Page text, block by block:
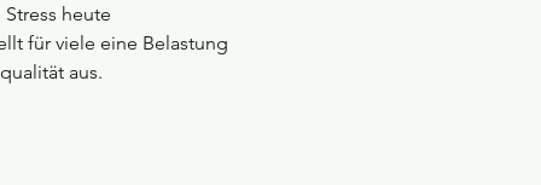
heute
für viele eine Belastung
aus.